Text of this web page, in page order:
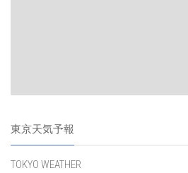
東京天気予報
TOKYO WEATHER